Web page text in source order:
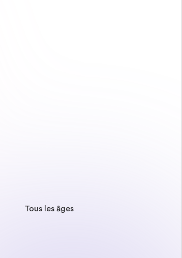
Tous les âges